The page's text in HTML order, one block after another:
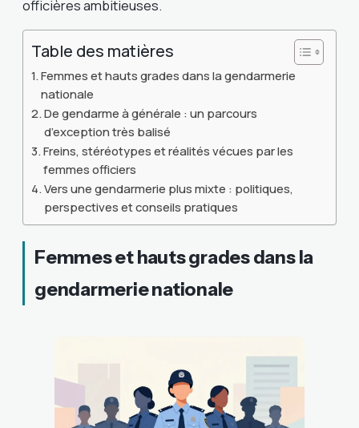
officières ambitieuses.
Table des matières
Femmes et hauts grades dans la gendarmerie
nationale
De gendarme à générale : un parcours
d’exception très balisé
Freins, stéréotypes et réalités vécues par les
femmes officiers
Vers une gendarmerie plus mixte : politiques,
perspectives et conseils pratiques
Femmes et hauts grades dans la
gendarmerie nationale